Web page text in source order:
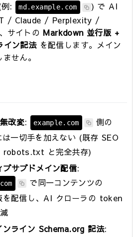
: md.example.com
) で AI
/ Claude / Perplexity /
サイトの Markdown 並行版 +
イン記法を配信します。メイン
せん。
改変: example.com
側の
一切手を加えない (既存 SEO
robots.txt と完全共存)
サブドメイン配信:
で同一コンテンツの
配信し、AI クローラの token
ライン Schema.org 記法: